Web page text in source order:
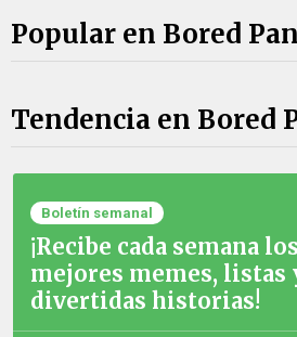
Popular en Bored
Tendencia en Bored
Boletín semanal
¡Recibe cada semana los
mejores memes, listas
divertidas historias!